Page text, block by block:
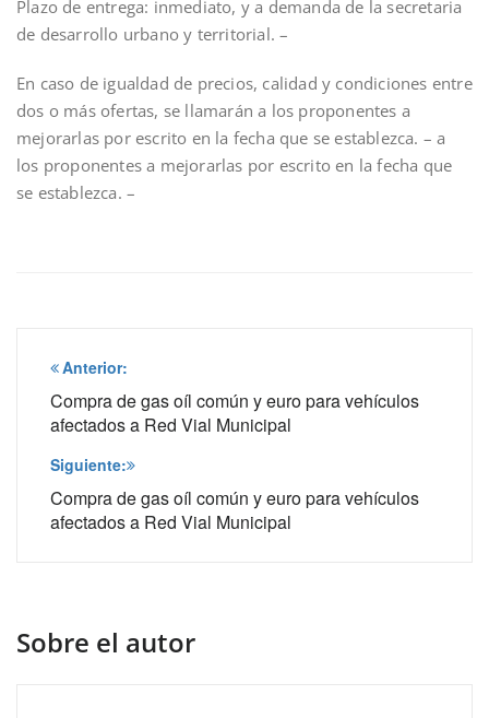
Plazo de entrega: inmediato, y a demanda de la secretaria
de desarrollo urbano y territorial. –
En caso de igualdad de precios, calidad y condiciones entre
dos o más ofertas, se llamarán a los proponentes a
mejorarlas por escrito en la fecha que se establezca. – a
los proponentes a mejorarlas por escrito en la fecha que
se establezca. –
Navegación
de
entradas
Anterior:
Compra de gas oíl común y euro para vehículos
afectados a Red Vial Municipal
Siguiente:
Compra de gas oíl común y euro para vehículos
afectados a Red Vial Municipal
Sobre el autor